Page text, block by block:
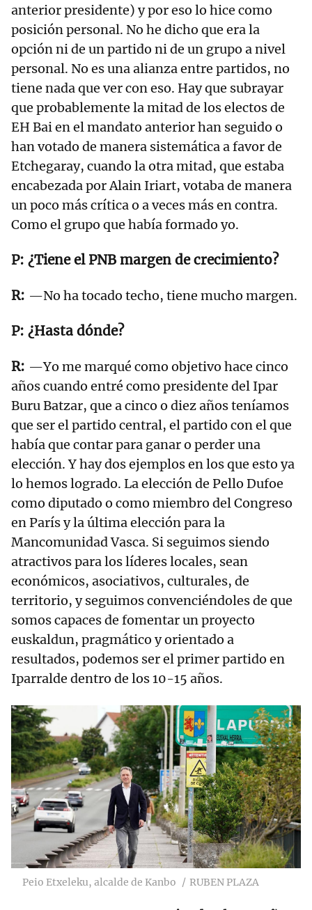
anterior presidente) y por eso lo hice como
posición personal. No he dicho que era la
opción ni de un partido ni de un grupo a nivel
personal. No es una alianza entre partidos, no
tiene nada que ver con eso. Hay que subrayar
que probablemente la mitad de los electos de
EH Bai en el mandato anterior han seguido o
han votado de manera sistemática a favor de
Etchegaray, cuando la otra mitad, que estaba
encabezada por Alain Iriart, votaba de manera
un poco más crítica o a veces más en contra.
Como el grupo que había formado yo.
¿Tiene el PNB margen de crecimiento?
—No ha tocado techo, tiene mucho margen.
¿Hasta dónde?
—Yo me marqué como objetivo hace cinco
años cuando entré como presidente del Ipar
Buru Batzar, que a cinco o diez años teníamos
que ser el partido central, el partido con el que
había que contar para ganar o perder una
elección. Y hay dos ejemplos en los que esto ya
lo hemos logrado. La elección de Pello Dufoe
como diputado o como miembro del Congreso
en París y la última elección para la
Mancomunidad Vasca. Si seguimos siendo
atractivos para los líderes locales, sean
económicos, asociativos, culturales, de
territorio, y seguimos convenciéndoles de que
somos capaces de fomentar un proyecto
euskaldun, pragmático y orientado a
resultados, podemos ser el primer partido en
Iparralde dentro de los 10-15 años.
Peio Etxeleku, alcalde de Kanbo RUBEN PLAZA